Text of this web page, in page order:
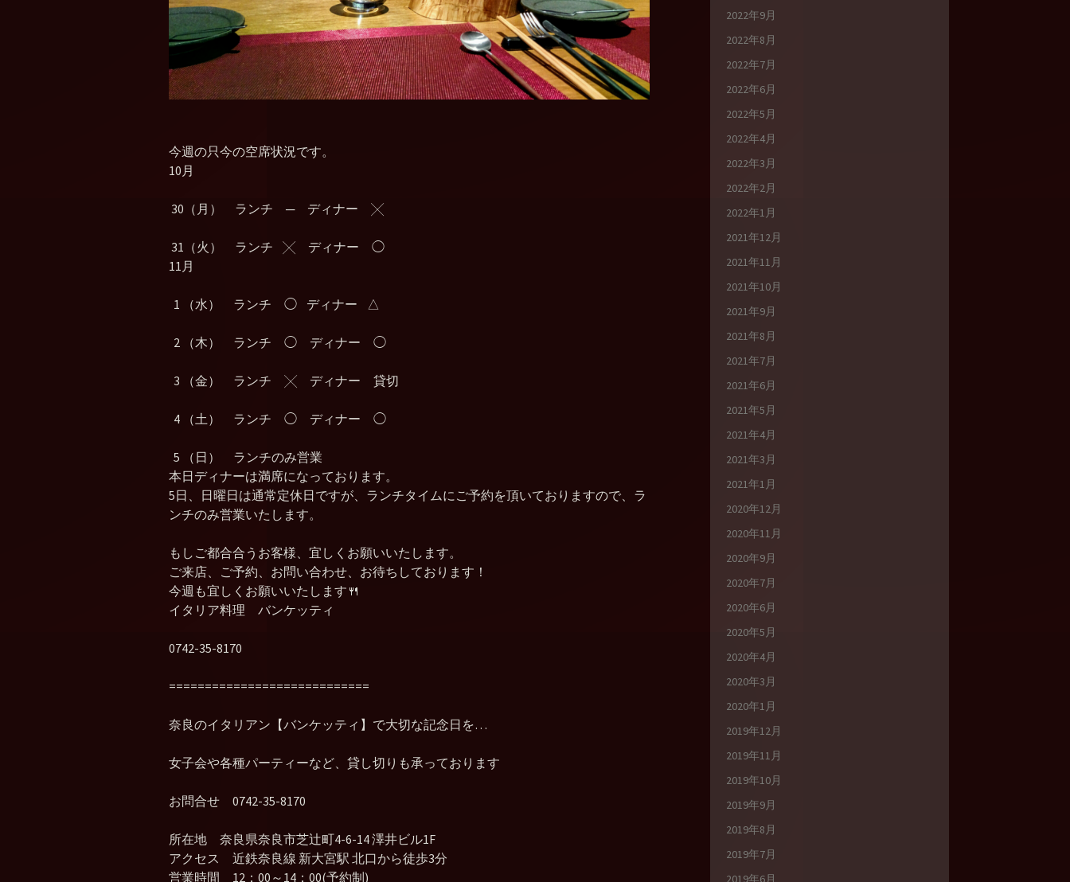
今週の只今の空席状況です。
10月
30（月） ランチ ─ ディナー ╳
31（火） ランチ ╳ ディナー ◯
11月
1 （水） ランチ ◯ ディナー △
2 （木） ランチ ◯ ディナー ◯
3 （金） ランチ ╳ ディナー 貸切
4 （土） ランチ ◯ ディナー ◯
5 （日） ランチのみ営業
本日ディナーは満席になっております。
5日、日曜日は通常定休日ですが、ランチタイムにご予約を頂いておりますので、ラ
ンチのみ営業いたします。
もしご都合合うお客様、宜しくお願いいたします。
ご来店、ご予約、お問い合わせ、お待ちしております！
今週も宜しくお願いいたします🍴
イタリア料理 バンケッティ
0742-35-8170
============================
奈良のイタリアン【バンケッティ】で大切な記念日を…
女子会や各種パーティーなど、貸し切りも承っております
お問合せ 0742-35-8170
所在地 奈良県奈良市芝辻町4-6-14 澤井ビル1F
アクセス 近鉄奈良線 新大宮駅 北口から徒歩3分
営業時間 12：00～14：00(予約制)
2022年9月
2022年8月
2022年7月
2022年6月
2022年5月
2022年4月
2022年3月
2022年2月
2022年1月
2021年12月
2021年11月
2021年10月
2021年9月
2021年8月
2021年7月
2021年6月
2021年5月
2021年4月
2021年3月
2021年1月
2020年12月
2020年11月
2020年9月
2020年7月
2020年6月
2020年5月
2020年4月
2020年3月
2020年1月
2019年12月
2019年11月
2019年10月
2019年9月
2019年8月
2019年7月
2019年6月